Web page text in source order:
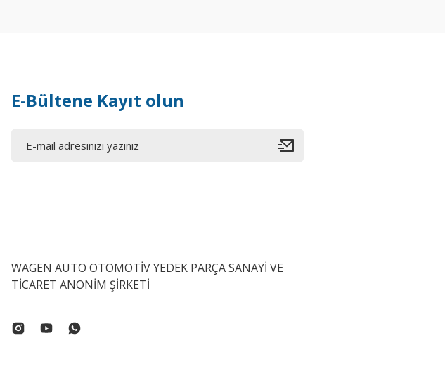
E-Bültene Kayıt olun
WAGEN AUTO OTOMOTİV YEDEK PARÇA SANAYİ VE
TİCARET ANONİM ŞİRKETİ